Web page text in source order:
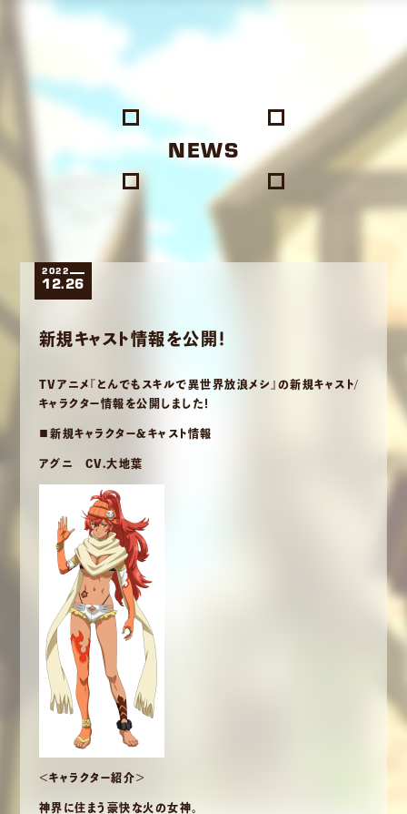
NEWS
2022
12.26
新規キャスト情報を公開！
TVアニメ『とんでもスキルで異世界放浪メシ』の新規キャスト/
キャラクター情報を公開しました！
■新規キャラクター＆キャスト情報
アグニ CV.大地葉
＜キャラクター紹介＞
神界に住まう豪快な火の女神。